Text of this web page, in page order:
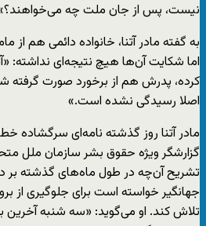
نیست، پس از جان ملت چه
به گفته مادر آتنا، خانواده دائمی هم از
اما شکایت آن‌ها هیچ نتیجه‌ای نداشته:
کرده، پدرش هم از برخورد صورت گرفته
اصلا رسیدگی نشده است.»
مادر آتنا روز گذشته نامه‌ای سرگشاده
گزارشگر ویژه حقوق بشر سازمان ملل
تشریح آن‌چه در طول‌ ماه‌های گذشته بر
جهانگیر خواسته است برای جلوگیری از
تلاش کند. او می‌گوید: «سه شنبه آخرین